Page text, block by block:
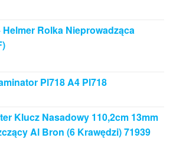
Helmer Rolka Nieprowadząca
Pl718 A4 Pl718
Klucz Nasadowy 110,2cm 13mm
Al Bron (6 Krawędzi) 71939